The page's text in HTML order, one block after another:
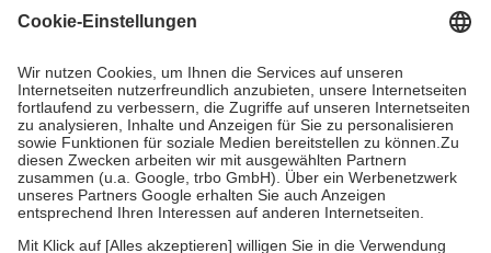
gesetzliche Krankenversicherung übernimmt in der Regel die
Kosten dafür, der Versicherte trägt einen Teil davon als Zuzahlung
Grundsätzlich leisten Mitglieder Zuzahlungen in Höhe von zehn
Prozent des Abgabepreises,mindestens jedochfünf Euround
höchstens zehn Euro.Es sind jedoch nie mehr als die tatsächlichen
Kosten der Leistung zu entrichten.
Diese Regeln gelten grundsätzlich auch für Online-Apotheken.
Bei Heilmitteln und häuslicher Krankenpflege beträgt die
Zuzahlung zehn Prozent der Kosten sowie zehn Euro je
Verordnung.